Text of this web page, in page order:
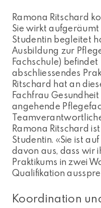
Ramona Ritschard
Sie wirkt
Studentin begleitet
Ausbildung zur
Fachschule)
abschliessendes
Ritschard hat an
Fachfrau
angehende
Ramona Ritschard
Studentin. «Sie ist
davon aus, dass wir
Praktikums in zwei
Qualifikation
Koordination